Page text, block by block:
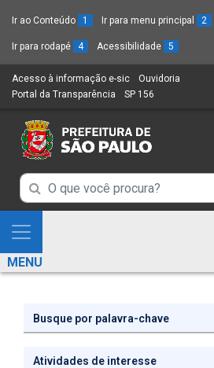
Ir ao Conteúdo 1 Ir para menu principal 2
Ir para rodapé 4 Acessibilidade 5
Acesso à informação e-sic (Link
para
novo
sítio)
Ouvidoria
Portal da Transparência (Link
um
novo
SP 156
Campo
de
Busca
de
Campo
de
de
informações
Mostra
e
Esconde
Menu
MENU
Atividades de interesse